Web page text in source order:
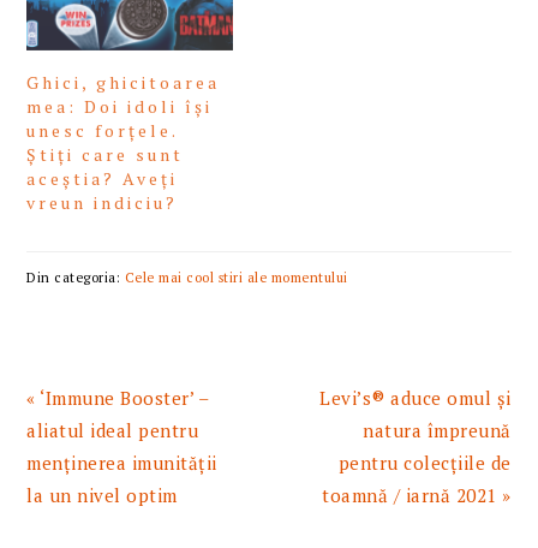
Ghici, ghicitoarea
mea: Doi idoli își
unesc forțele.
Știți care sunt
aceștia? Aveți
vreun indiciu?
Din categoria: Cele mai cool stiri ale momentului
Articol
anterior:
« ‘Immune Booster’ –
aliatul ideal pentru
menținerea imunității
la un nivel optim
Articolul
urmator:
Levi’s® aduce omul și
natura împreună
pentru colecțiile de
toamnă / iarnă 2021 »